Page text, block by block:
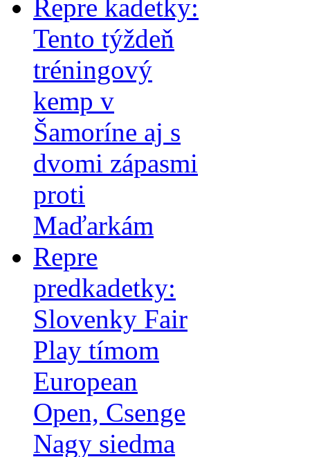
Repre kadetky:
Tento týždeň
tréningový
kemp v
Šamoríne aj s
dvomi zápasmi
proti
Maďarkám
Repre
predkadetky:
Slovenky Fair
Play tímom
European
Open, Csenge
Nagy siedma